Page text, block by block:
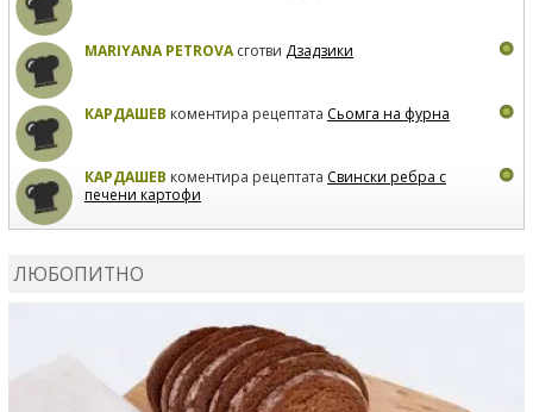
MARIYANA PETROVAсготви Дзадзики
КАРДАШЕВ коментира рецептата Сьомга на фурна
КАРДАШЕВ коментира рецептата Свински ребра с
печени картофи
ЛЮБОПИТНО